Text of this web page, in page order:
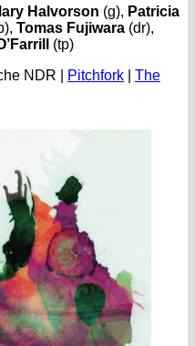
Halvorson (g), Patricia
Tomas Fujiwara (dr),
(tp)
NDR |
Pitchfork
The